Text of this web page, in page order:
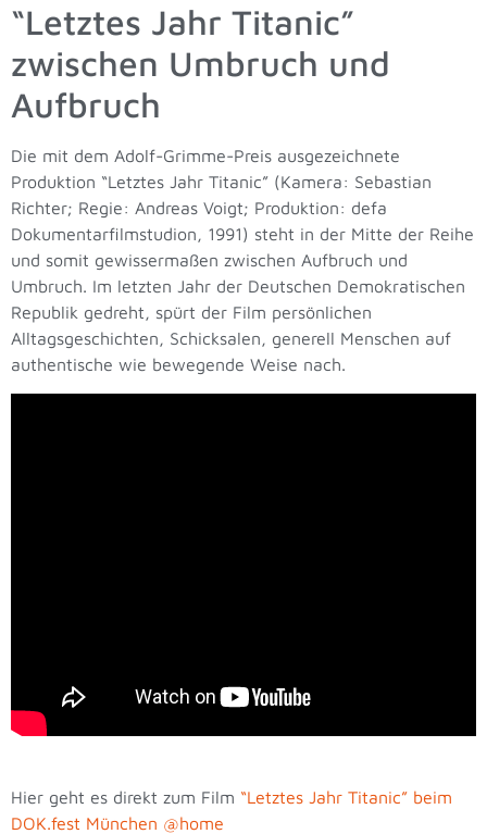
“Letztes Jahr Titanic”
zwischen Umbruch und
Aufbruch
Die mit dem Adolf-Grimme-Preis ausgezeichnete
Produktion “Letztes Jahr Titanic” (Kamera: Sebastian
Richter; Regie: Andreas Voigt; Produktion: defa
Dokumentarfilmstudion, 1991) steht in der Mitte der Reihe
und somit gewissermaßen zwischen Aufbruch und
Umbruch. Im letzten Jahr der Deutschen Demokratischen
Republik gedreht, spürt der Film persönlichen
Alltagsgeschichten, Schicksalen, generell Menschen auf
authentische wie bewegende Weise nach.
Hier geht es direkt zum Film “Letztes Jahr Titanic” beim
DOK.fest München @home